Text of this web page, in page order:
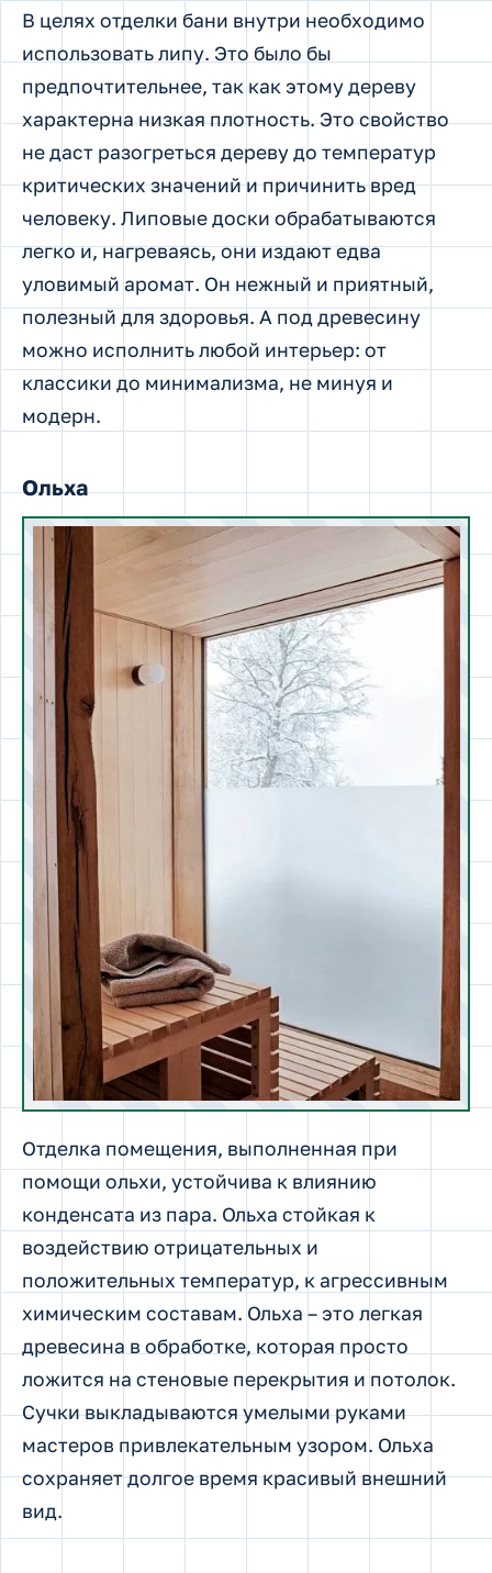
В целях отделки бани внутри необходимо
использовать липу. Это было бы
предпочтительнее, так как этому дереву
характерна низкая плотность. Это свойство
не даст разогреться дереву до температур
критических значений и причинить вред
человеку. Липовые доски обрабатываются
легко и, нагреваясь, они издают едва
уловимый аромат. Он нежный и приятный,
полезный для здоровья. А под древесину
можно исполнить любой интерьер: от
классики до минимализма, не минуя и
модерн.
Ольха
Отделка помещения, выполненная при
помощи ольхи, устойчива к влиянию
конденсата из пара. Ольха стойкая к
воздействию отрицательных и
положительных температур, к агрессивным
химическим составам. Ольха – это легкая
древесина в обработке, которая просто
ложится на стеновые перекрытия и потолок.
Сучки выкладываются умелыми руками
мастеров привлекательным узором. Ольха
сохраняет долгое время красивый внешний
вид.